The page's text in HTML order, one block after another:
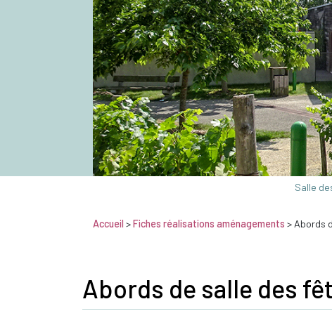
Salle
Accueil >Fiches réalisations aménagements > Abords
Abords de salle des